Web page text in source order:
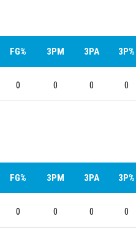
FG% 3PM 3PA 3P%
0 0 0 0
FG% 3PM 3PA 3P%
0 0 0 0